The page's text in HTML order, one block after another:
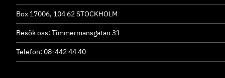
Box 17006, 104 62 STOCKHOLM
Besök oss: Timmermansgatan 31
Telefon: 08-442 44 40